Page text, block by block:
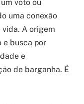
voto ou
uma conexão
A origem
e busca por
e
de barganha. É